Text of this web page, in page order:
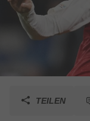
TEILEN